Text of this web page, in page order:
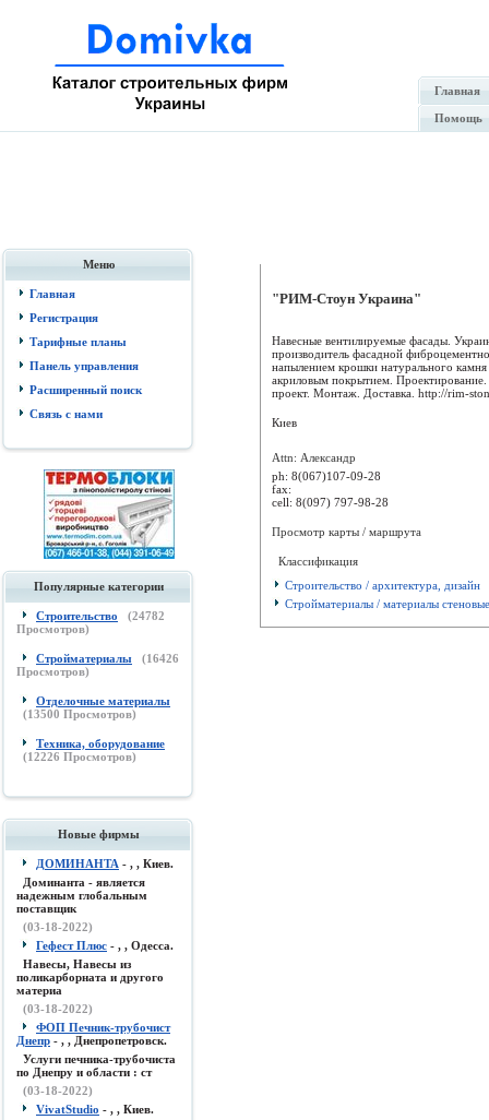
Главная
Помощь
Меню
Главная
Регистрация
Тарифные планы
Панель управления
Расширенный поиск
Связь с нами
Популярные категории
Строительство (24782
Просмотров)
Стройматериалы (16426
Просмотров)
Отделочные материалы
(13500 Просмотров)
Техника, оборудование
(12226 Просмотров)
Новые фирмы
ДОМИНАНТА - , , Киев.
Доминанта - является
надежным глобальным
поставщик
(03-18-2022)
Гефест Плюс - , , Одесса.
Навесы, Навесы из
поликарборната и другого
материа
(03-18-2022)
ФОП Печник-трубочист
Днепр - , , Днепропетровск.
Услуги печника-трубочиста
по Днепру и области : ст
(03-18-2022)
VivatStudio - , , Киев.
"РИМ-Стоун Украина"
Навесные вентилируемые фасады.
производитель фасадной
напылением крошки натурального камня
акриловым покрытием.
проект. Монтаж. Доставка. http://rim-
Киев
Attn: Александр
ph: 8(067)107-09-28
fax:
cell: 8(097) 797-98-28
Просмотр карты / маршрута
Классификация
Строительство / архитектура, дизайн
Стройматериалы / материалы стеновые